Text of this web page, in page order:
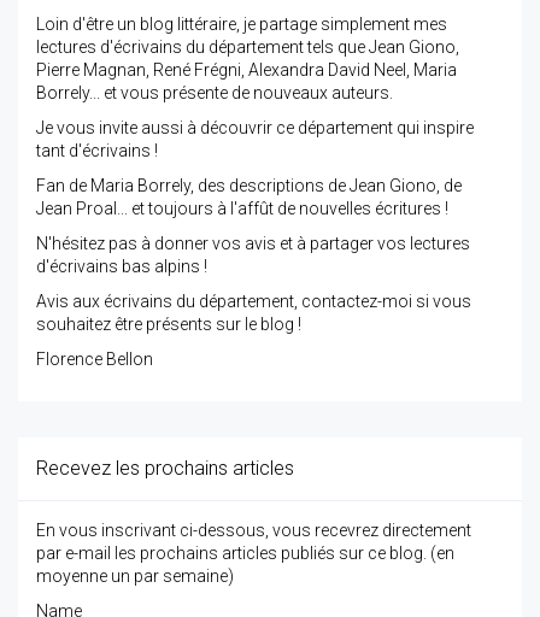
Loin d'être un blog littéraire, je partage simplement mes
lectures d'écrivains du département tels que Jean Giono,
Pierre Magnan, René Frégni, Alexandra David Neel, Maria
Borrely... et vous présente de nouveaux auteurs.
Je vous invite aussi à découvrir ce département qui inspire
tant d'écrivains !
Fan de Maria Borrely, des descriptions de Jean Giono, de
Jean Proal... et toujours à l'affût de nouvelles écritures !
N'hésitez pas à donner vos avis et à partager vos lectures
d'écrivains bas alpins !
Avis aux écrivains du département, contactez-moi si vous
souhaitez être présents sur le blog !
Florence Bellon
Recevez les prochains articles
En vous inscrivant ci-dessous, vous recevrez directement
par e-mail les prochains articles publiés sur ce blog. (en
moyenne un par semaine)
Name